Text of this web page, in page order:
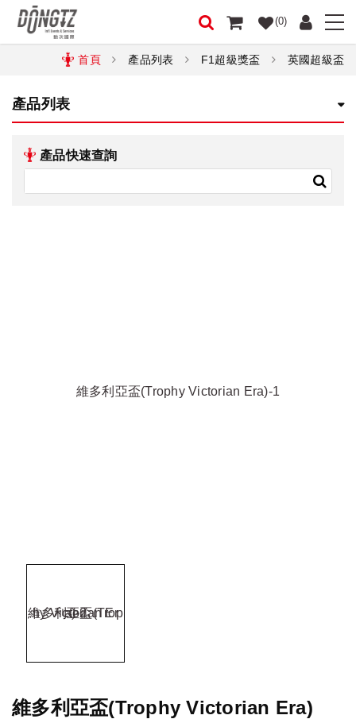
(0)
首頁 產品列表 F1超級獎盃 英國超級盃
產品列表
產品快速查詢
維多利亞盃(Trophy Victorian Era)